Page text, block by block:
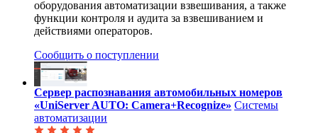
оборудования автоматизации взвешивания, а также
функции контроля и аудита за взвешиванием и
действиями операторов.
Сообщить о поступлении
Сервер распознавания автомобильных номеров
«UniServer AUTO: Camera+Recognize» Системы
автоматизации